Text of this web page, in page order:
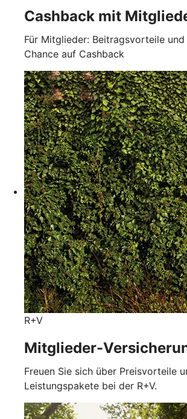
Cashback mit
Für Mitglieder: Beitragsvorteile
Chance auf Cashback
R+V
Mitglieder-
Freuen Sie sich über Preisvorteile
Leistungspakete bei der R+V.